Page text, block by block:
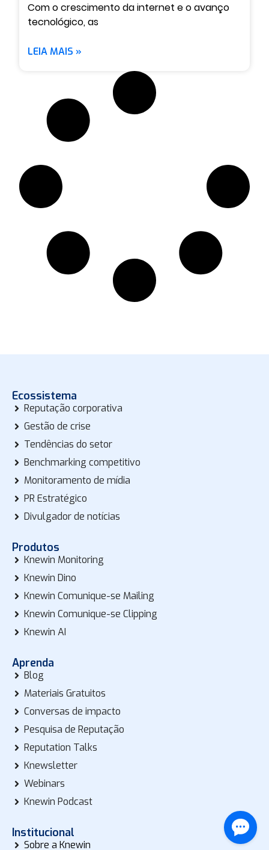
Com o crescimento da internet e o avanço
tecnológico, as
LEIA MAIS »
Ecossistema
Reputação corporativa
Gestão de crise
Tendências do setor
Benchmarking competitivo
Monitoramento de mídia
PR Estratégico
Divulgador de notícias
Produtos
Knewin Monitoring
Knewin Dino
Knewin Comunique-se Mailing
Knewin Comunique-se Clipping
Knewin AI
Aprenda
Blog
Materiais Gratuitos
Conversas de impacto
Pesquisa de Reputação
Reputation Talks
Knewsletter
Webinars
Knewin Podcast
Institucional
Sobre a Knewin